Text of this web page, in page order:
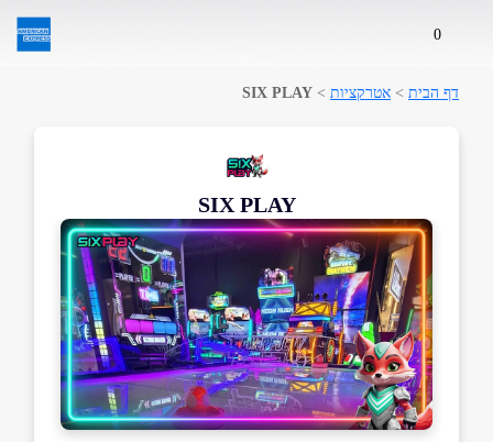
0
דף הבית > אטרקציות >
SIX PLAY
SIX PLAY